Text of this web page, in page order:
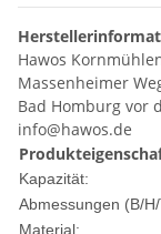
Hawos
Massenheimer
Bad Homburg vor
info@hawos.de
Kapazität:
Abmessungen (B/
Material: